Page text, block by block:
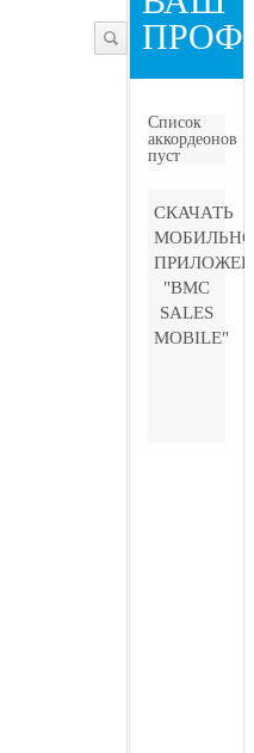
Список
аккордеонов
пуст
СКАЧАТЬ
"BMC
SALES
MOBILE"